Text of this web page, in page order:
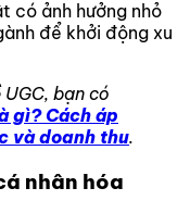
có ảnh hưởng nhỏ
để khởi động xu
bạn có
gì? Cách áp
và doanh thu.
nhân hóa